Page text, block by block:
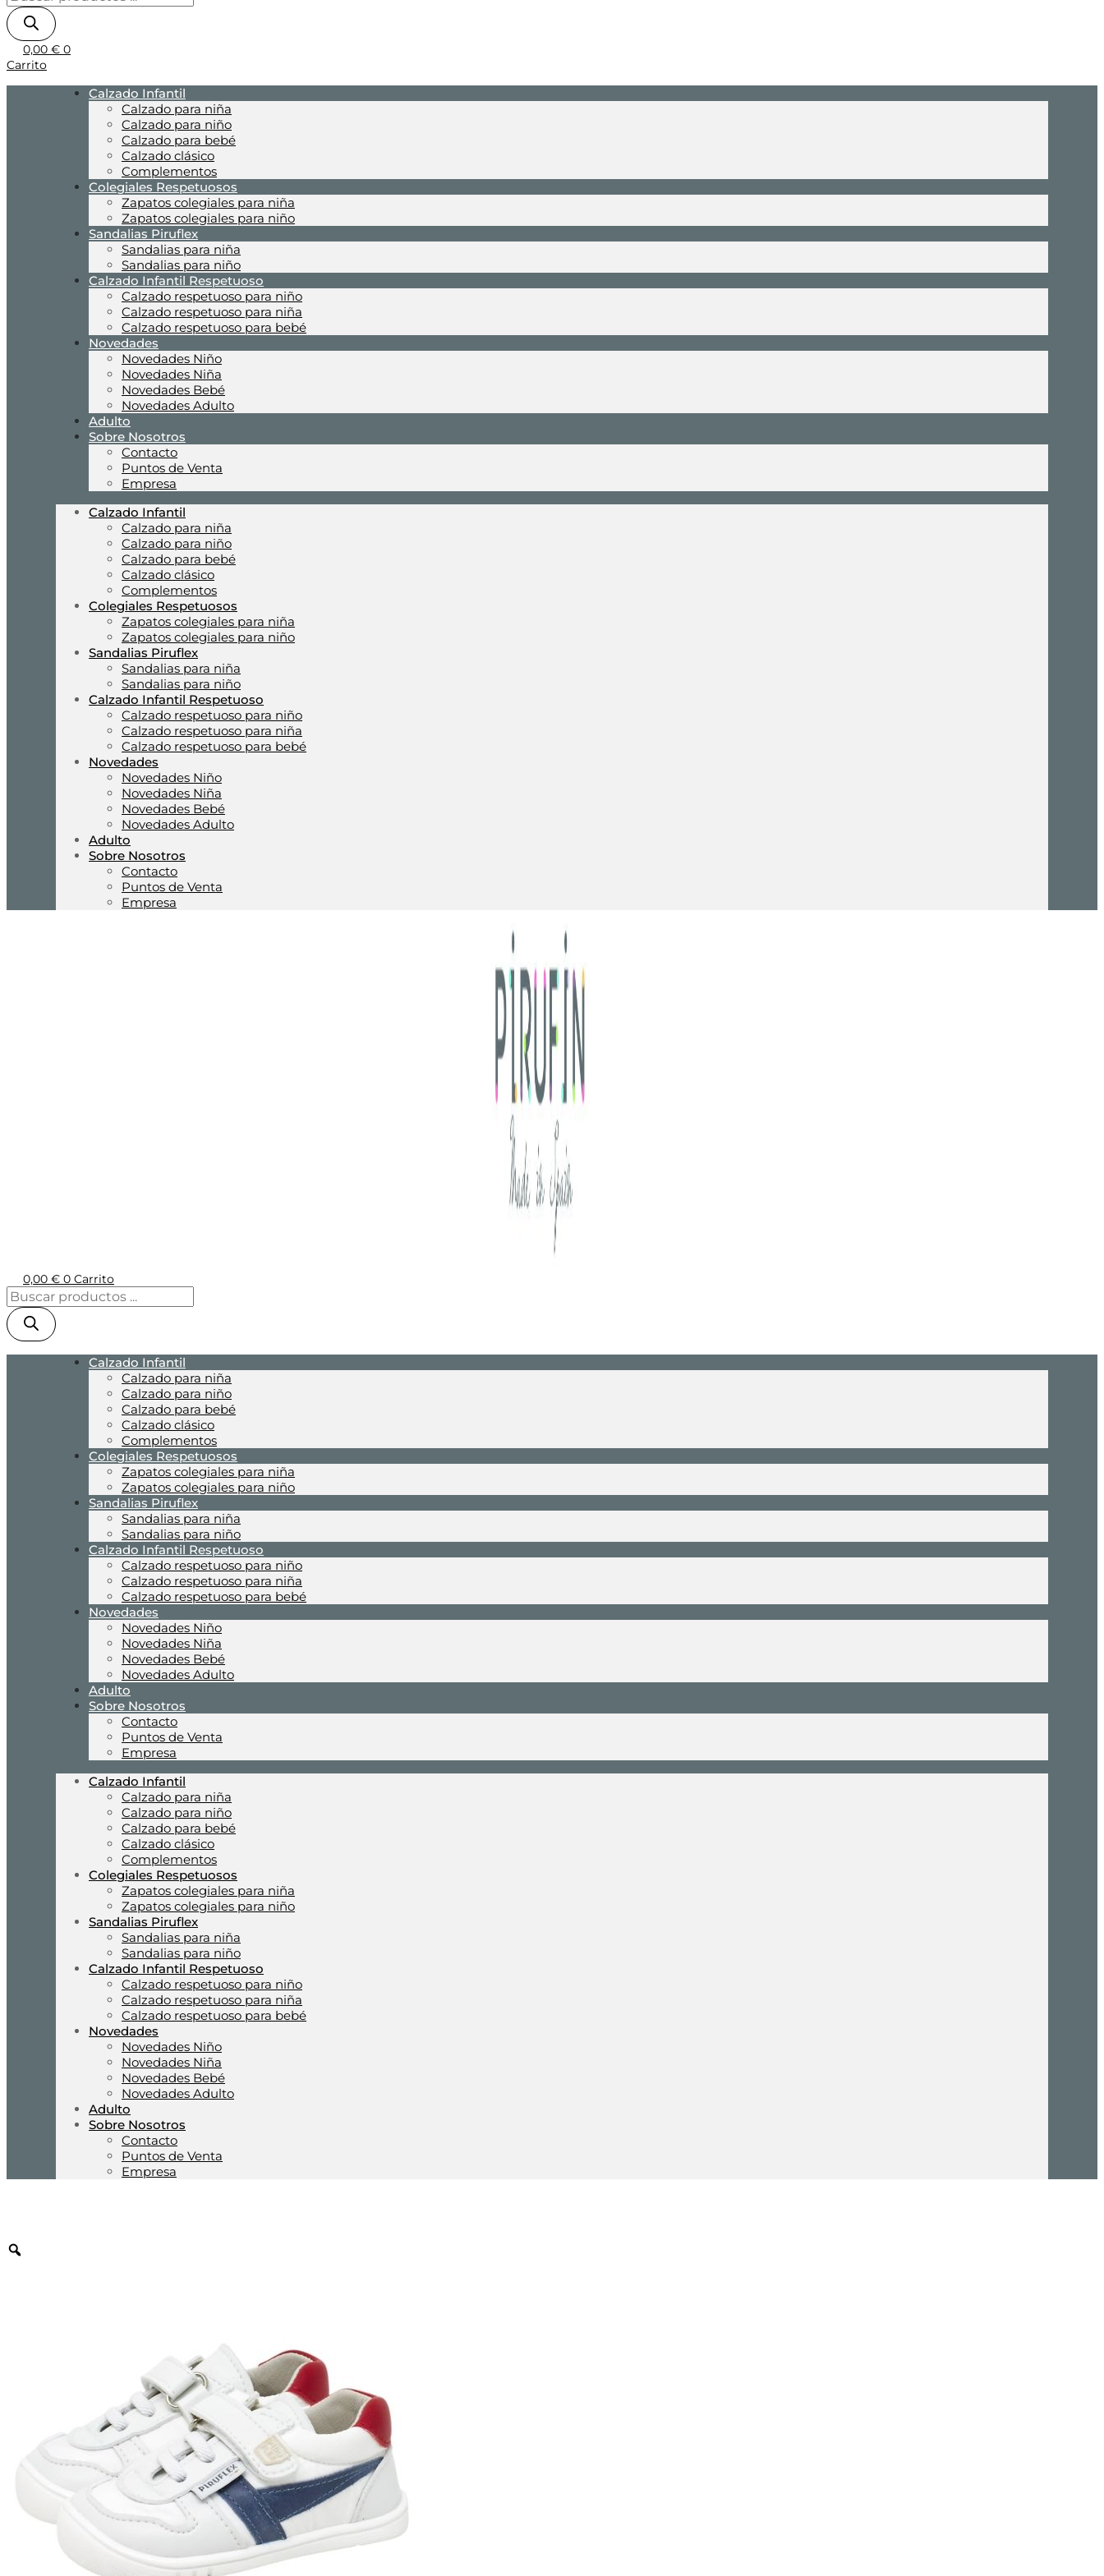
0,00 € 0
Carrito
Calzado Infantil
Calzado para niña
Calzado para niño
Calzado para bebé
Calzado clásico
Complementos
Colegiales Respetuosos
Zapatos colegiales para niña
Zapatos colegiales para niño
Sandalias Piruflex
Sandalias para niña
Sandalias para niño
Calzado Infantil Respetuoso
Calzado respetuoso para niño
Calzado respetuoso para niña
Calzado respetuoso para bebé
Novedades
Novedades Niño
Novedades Niña
Novedades Bebé
Novedades Adulto
Adulto
Sobre Nosotros
Contacto
Puntos de Venta
Empresa
Calzado Infantil
Calzado para niña
Calzado para niño
Calzado para bebé
Calzado clásico
Complementos
Colegiales Respetuosos
Zapatos colegiales para niña
Zapatos colegiales para niño
Sandalias Piruflex
Sandalias para niña
Sandalias para niño
Calzado Infantil Respetuoso
Calzado respetuoso para niño
Calzado respetuoso para niña
Calzado respetuoso para bebé
Novedades
Novedades Niño
Novedades Niña
Novedades Bebé
Novedades Adulto
Adulto
Sobre Nosotros
Contacto
Puntos de Venta
Empresa
0,00 € 0 Carrito
Calzado Infantil
Calzado para niña
Calzado para niño
Calzado para bebé
Calzado clásico
Complementos
Colegiales Respetuosos
Zapatos colegiales para niña
Zapatos colegiales para niño
Sandalias Piruflex
Sandalias para niña
Sandalias para niño
Calzado Infantil Respetuoso
Calzado respetuoso para niño
Calzado respetuoso para niña
Calzado respetuoso para bebé
Novedades
Novedades Niño
Novedades Niña
Novedades Bebé
Novedades Adulto
Adulto
Sobre Nosotros
Contacto
Puntos de Venta
Empresa
Calzado Infantil
Calzado para niña
Calzado para niño
Calzado para bebé
Calzado clásico
Complementos
Colegiales Respetuosos
Zapatos colegiales para niña
Zapatos colegiales para niño
Sandalias Piruflex
Sandalias para niña
Sandalias para niño
Calzado Infantil Respetuoso
Calzado respetuoso para niño
Calzado respetuoso para niña
Calzado respetuoso para bebé
Novedades
Novedades Niño
Novedades Niña
Novedades Bebé
Novedades Adulto
Adulto
Sobre Nosotros
Contacto
Puntos de Venta
Empresa